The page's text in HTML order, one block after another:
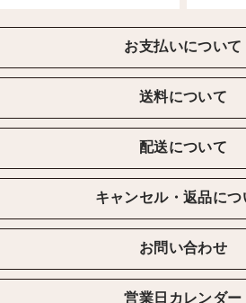
お支払いについて
送料について
配送について
キャンセル・返品につ
お問い合わせ
営業日カレンダー